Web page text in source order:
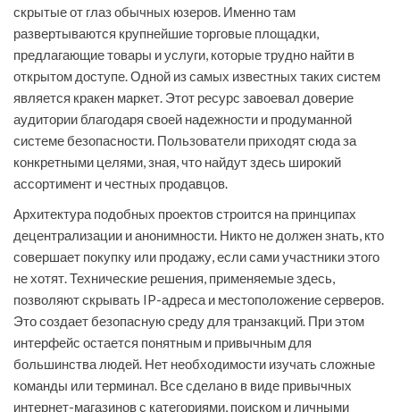
скрытые от глаз обычных юзеров. Именно там
развертываются крупнейшие торговые площадки,
предлагающие товары и услуги, которые трудно найти в
открытом доступе. Одной из самых известных таких систем
является кракен маркет. Этот ресурс завоевал доверие
аудитории благодаря своей надежности и продуманной
системе безопасности. Пользователи приходят сюда за
конкретными целями, зная, что найдут здесь широкий
ассортимент и честных продавцов.
Архитектура подобных проектов строится на принципах
децентрализации и анонимности. Никто не должен знать, кто
совершает покупку или продажу, если сами участники этого
не хотят. Технические решения, применяемые здесь,
позволяют скрывать IP-адреса и местоположение серверов.
Это создает безопасную среду для транзакций. При этом
интерфейс остается понятным и привычным для
большинства людей. Нет необходимости изучать сложные
команды или терминал. Все сделано в виде привычных
интернет-магазинов с категориями, поиском и личными